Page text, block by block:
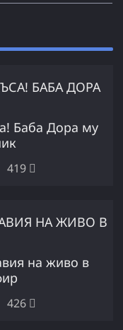
Баба Дора му
419
на живо в
426